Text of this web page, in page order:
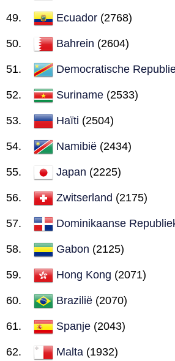
Ecuador (2768)
Bahrein (2604)
Democratische
Suriname (2533)
Haïti (2504)
Namibië (2434)
Japan (2225)
Zwitserland (2175)
Dominikaanse
Gabon (2125)
Hong Kong (2071)
Brazilië (2070)
Spanje (2043)
Malta (1932)